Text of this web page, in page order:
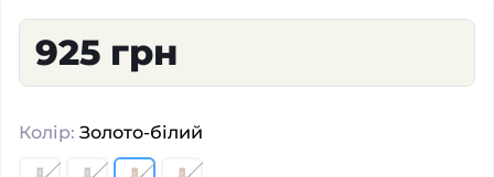
925 грн
Колір: Золото-білий